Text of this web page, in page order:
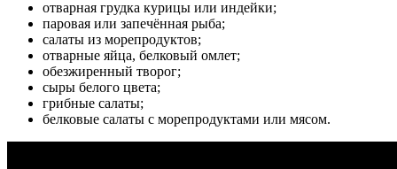
отварная грудка курицы или индейки;
паровая или запечённая рыба;
салаты из морепродуктов;
отварные яйца, белковый омлет;
обезжиренный творог;
сыры белого цвета;
грибные салаты;
белковые салаты с морепродуктами или мясом.